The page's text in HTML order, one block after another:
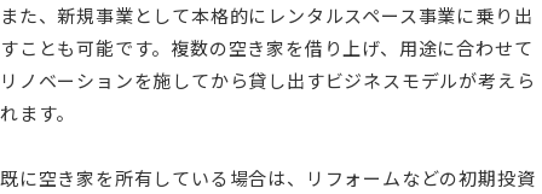
また、新規事業として本格的にレンタルスペース事業に乗り出
すことも可能です。複数の空き家を借り上げ、用途に合わせて
リノベーションを施してから貸し出すビジネスモデルが考えら
れます。
既に空き家を所有している場合は、リフォームなどの初期投資